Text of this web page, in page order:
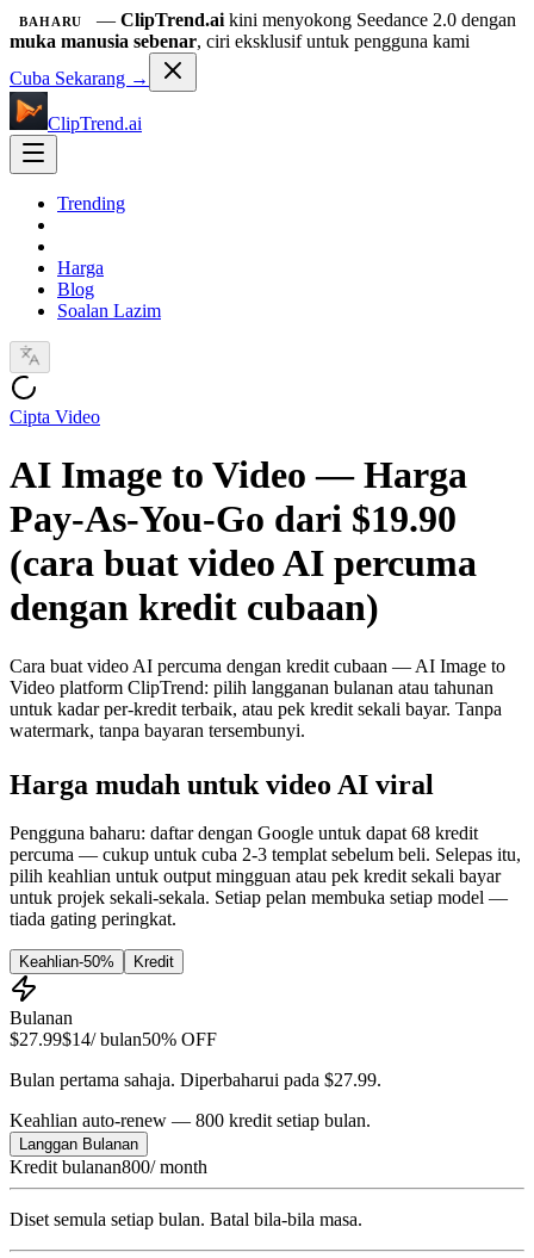
BAHARU —ClipTrend.ai kini menyokong Seedance 2.0 dengan
muka manusia sebenar, ciri eksklusif untuk pengguna kami
Cuba Sekarang →
ClipTrend.ai
Trending
Harga
Blog
Soalan Lazim
Cipta Video
AI Image to Video — Harga
Pay-As-You-Go dari $19.90
(cara buat video AI percuma
dengan kredit cubaan)
Cara buat video AI percuma dengan kredit cubaan — AI Image to
Video platform ClipTrend: pilih langganan bulanan atau tahunan
untuk kadar per-kredit terbaik, atau pek kredit sekali bayar. Tanpa
watermark, tanpa bayaran tersembunyi.
Harga mudah untuk video AI viral
Pengguna baharu: daftar dengan Google untuk dapat 68 kredit
percuma — cukup untuk cuba 2-3 templat sebelum beli. Selepas itu,
pilih keahlian untuk output mingguan atau pek kredit sekali bayar
untuk projek sekali-sekala. Setiap pelan membuka setiap model —
tiada gating peringkat.
Keahlian-50% Kredit
Bulanan
$27.99$14/ bulan50% OFF
Bulan pertama sahaja. Diperbaharui pada $27.99.
Keahlian auto-renew — 800 kredit setiap bulan.
Langgan Bulanan
Kredit bulanan800/ month
Diset semula setiap bulan. Batal bila-bila masa.